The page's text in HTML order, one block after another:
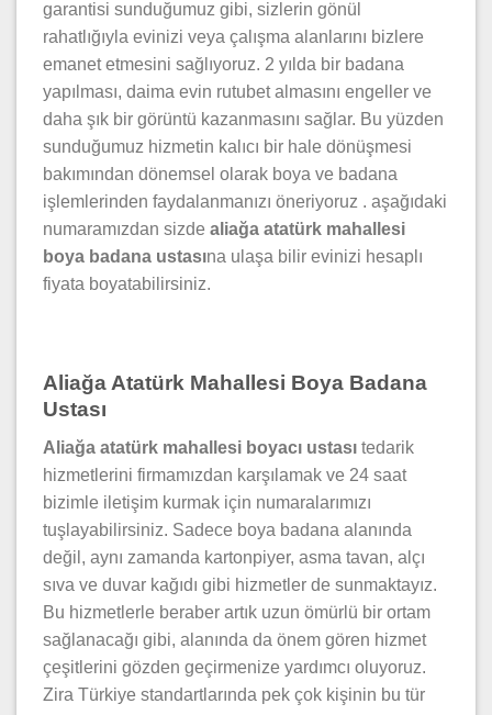
garantisi sunduğumuz gibi, sizlerin gönül
rahatlığıyla evinizi veya çalışma alanlarını bizlere
emanet etmesini sağlıyoruz. 2 yılda bir badana
yapılması, daima evin rutubet almasını engeller ve
daha şık bir görüntü kazanmasını sağlar. Bu yüzden
sunduğumuz hizmetin kalıcı bir hale dönüşmesi
bakımından dönemsel olarak boya ve badana
işlemlerinden faydalanmanızı öneriyoruz . aşağıdaki
numaramızdan sizde aliağa atatürk mahallesi
boya badana ustasına ulaşa bilir evinizi hesaplı
fiyata boyatabilirsiniz.
Aliağa Atatürk Mahallesi Boya Badana
Ustası
Aliağa atatürk mahallesi boyacı ustası tedarik
hizmetlerini firmamızdan karşılamak ve 24 saat
bizimle iletişim kurmak için numaralarımızı
tuşlayabilirsiniz. Sadece boya badana alanında
değil, aynı zamanda kartonpiyer, asma tavan, alçı
sıva ve duvar kağıdı gibi hizmetler de sunmaktayız.
Bu hizmetlerle beraber artık uzun ömürlü bir ortam
sağlanacağı gibi, alanında da önem gören hizmet
çeşitlerini gözden geçirmenize yardımcı oluyoruz.
Zira Türkiye standartlarında pek çok kişinin bu tür